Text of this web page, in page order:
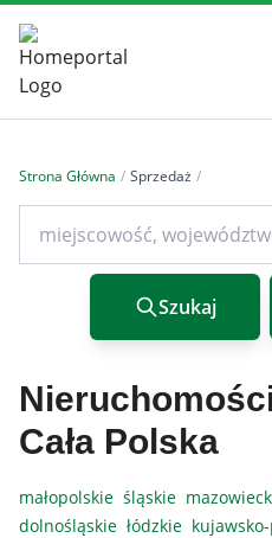
Strona Główna / Sprzedaż /
Szukaj
Cała Polska
małopolskie śląskie
dolnośląskie łódzkie